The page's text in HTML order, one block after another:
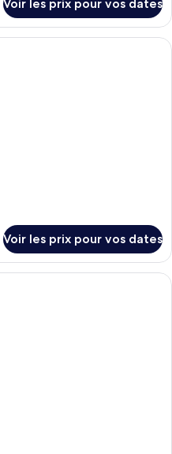
Voir les prix pour vos dates
Une chambre d’hôtel moderne
Voir les prix pour vos dates
Une chambre d’hôtel avec deux lits,